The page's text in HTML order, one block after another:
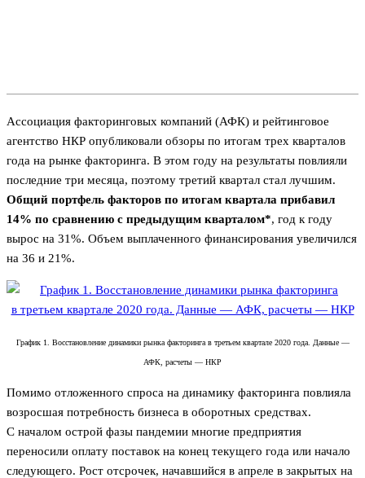
Ассоциация факторинговых компаний (АФК) и рейтинговое
агентство НКР опубликовали обзоры по итогам трех кварталов
года на рынке факторинга. В этом году на результаты повлияли
последние три месяца, поэтому третий квартал стал лучшим.
Общий портфель факторов по итогам квартала прибавил
14% по сравнению с предыдущим кварталом*, год к году
вырос на 31%. Объем выплаченного финансирования увеличился
на 36 и 21%.
График 1. Восстановление динамики рынка факторинга в третьем квартале 2020 года. Данные —
АФК, расчеты — НКР
Помимо отложенного спроса на динамику факторинга повлияла
возросшая потребность бизнеса в оборотных средствах.
С началом острой фазы пандемии многие предприятия
переносили оплату поставок на конец текущего года или начало
следующего. Рост отсрочек, начавшийся в апреле в закрытых на